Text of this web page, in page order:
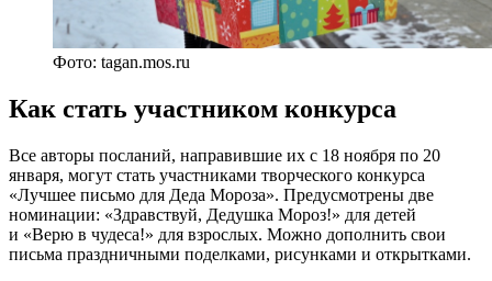
Фото: tagan.mos.ru
Как стать участником конкурса
Все авторы посланий, направившие их с 18 ноября по 20
января, могут стать участниками творческого конкурса
«Лучшее письмо для Деда Мороза». Предусмотрены две
номинации: «Здравствуй, Дедушка Мороз!» для детей
и «Верю в чудеса!» для взрослых. Можно дополнить свои
письма праздничными поделками, рисунками и открытками.